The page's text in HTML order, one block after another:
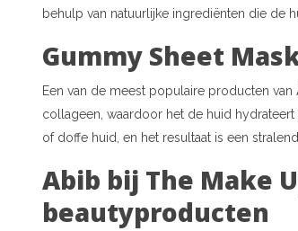
behulp van natuurlijke ingrediënten die de
Gummy Sheet
Een van de meest populaire producten
collageen, waardoor het de huid
of doffe huid, en het resultaat is een
Abib bij The Make
beautyproducten